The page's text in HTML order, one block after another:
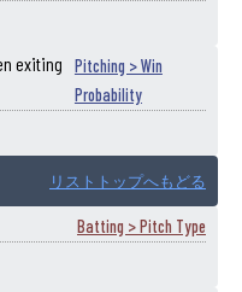
exiting
Pitching > Win
Probability
リストトップへもどる
Batting > Pitch Type